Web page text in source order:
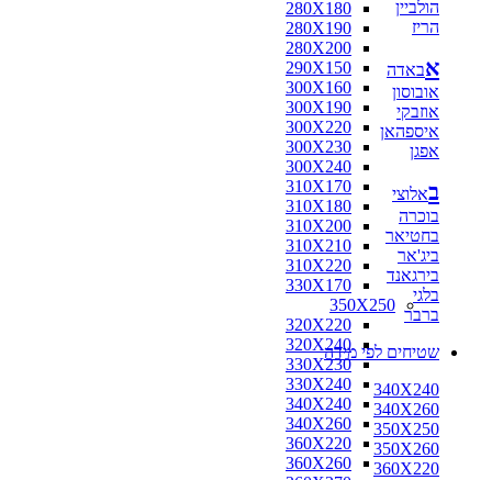
280X180
280X190
280X200
290X150
300X160
300X190
300X220
300X230
300X240
310X170
310X180
310X200
310X210
310X220
330X170
350X250
320X220
320X240
330X230
330X240
340X240
340X260
360X220
360X260
הולביין
הריז
אבאדה
אובוסון
אוזבקי
איספהאן
אפגן
באלוצי
בוכרה
בחטיאר
ביג'אר
בירגאנד
בלגי
ברבר
שטיחים לפי מידה
340X240
340X260
350X250
350X260
360X220